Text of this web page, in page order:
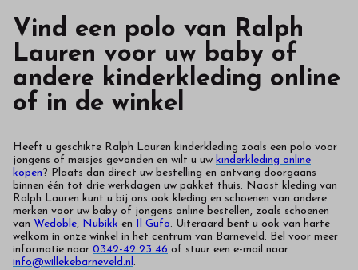
Vind een polo van Ralph
Lauren voor uw baby of
andere kinderkleding online
of in de winkel
Heeft u geschikte Ralph Lauren kinderkleding zoals een polo voor
jongens of meisjes gevonden en wilt u uw kinderkleding online
kopen? Plaats dan direct uw bestelling en ontvang doorgaans
binnen één tot drie werkdagen uw pakket thuis. Naast kleding van
Ralph Lauren kunt u bij ons ook kleding en schoenen van andere
merken voor uw baby of jongens online bestellen, zoals schoenen
van Wedoble, Nubikk en Il Gufo. Uiteraard bent u ook van harte
welkom in onze winkel in het centrum van Barneveld. Bel voor meer
informatie naar 0342-42 23 46 of stuur een e-mail naar
info@willekebarneveld.nl.